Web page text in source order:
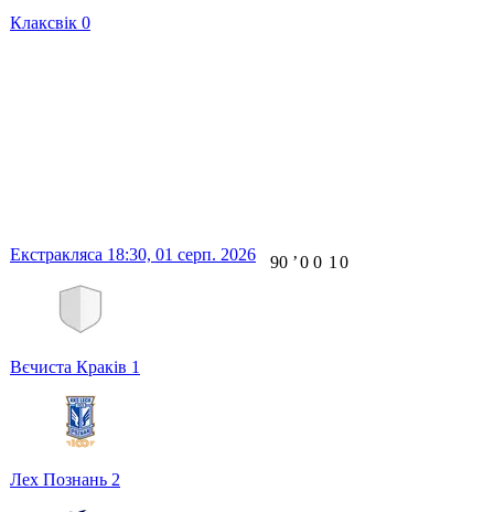
Клаксвік 0
Екстракляса 18:30, 01 серп. 2026
Вєчиста Краків 1
Лех Познань 2
90 ʼ0 0 1 0